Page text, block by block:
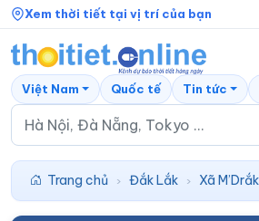
Xem thời tiết tại vị trí của bạn
Việt Nam Quốc tế Tin tức
Trang chủ › Đắk Lắk › Xã M’Drắk